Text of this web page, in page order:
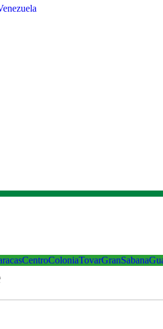
CentroColoniaTovarGranSabana